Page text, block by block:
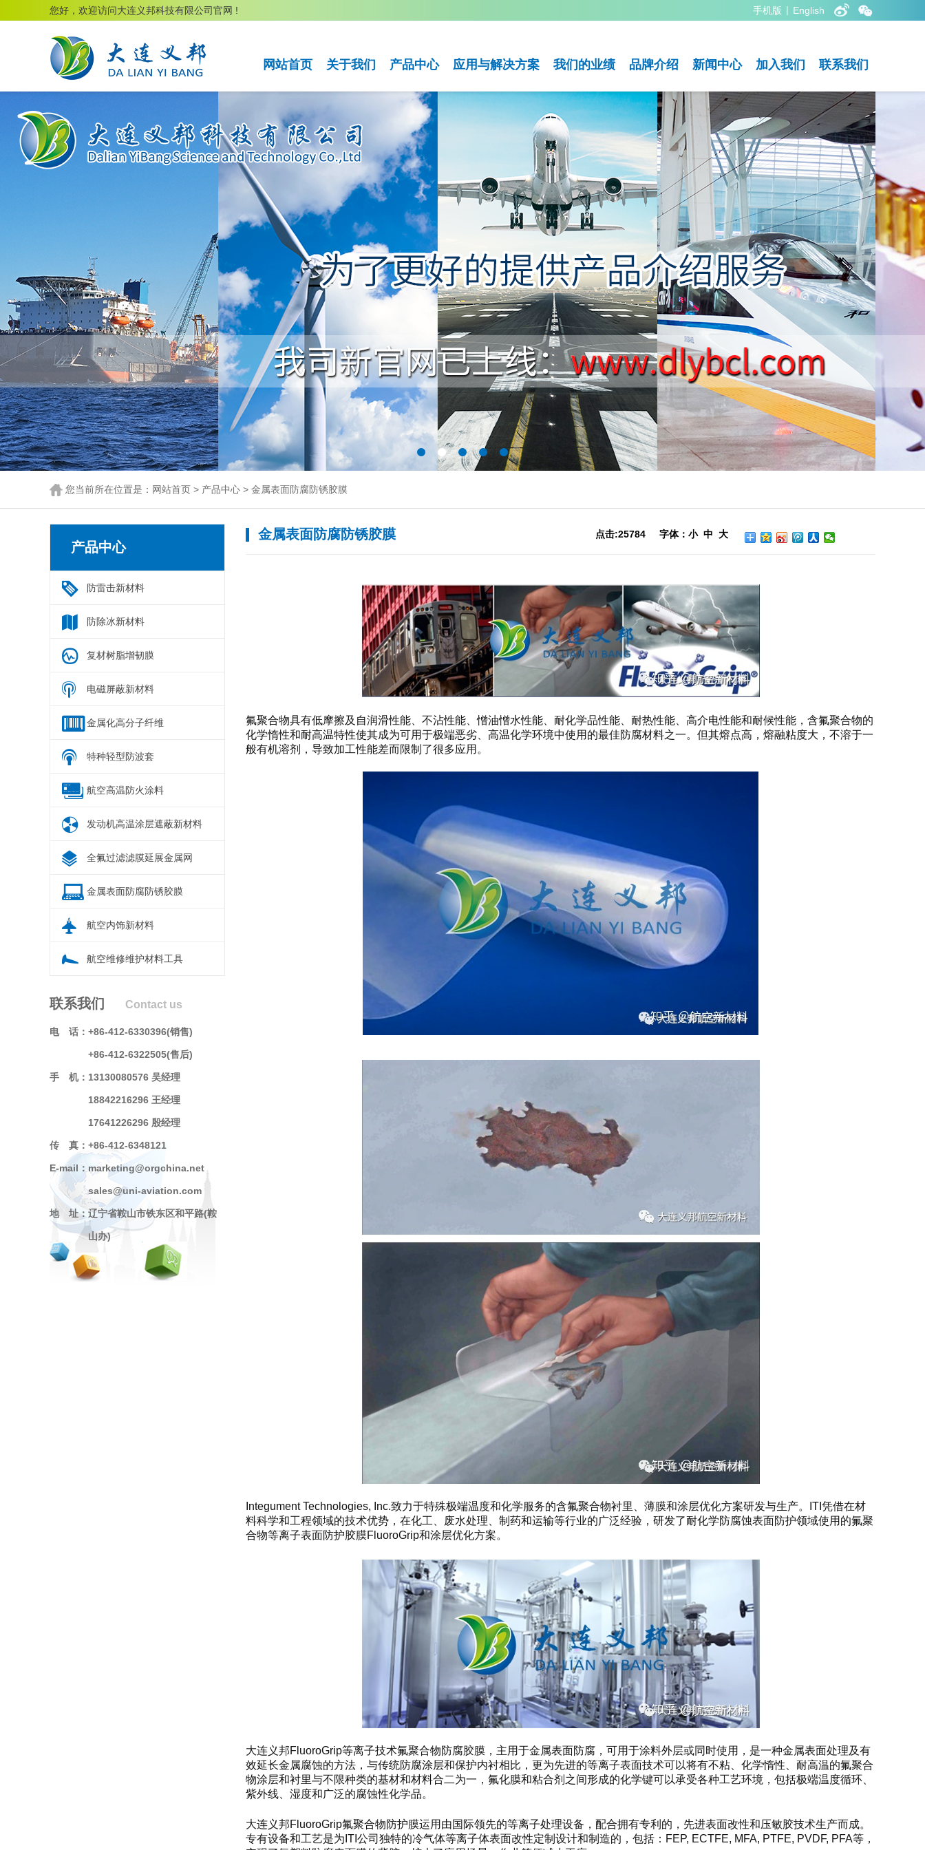
您好，欢迎访问大连义邦科技有限公司官网 ! 手机版 | English
网站首页 关于我们 产品中心 应用与解决方案 我们的业绩 品牌介绍 新闻中心 加入我们 联系我们
您当前所在位置是： 网站首页 > 产品中心 > 金属表面防腐防锈胶膜
产品中心
防雷击新材料
防除冰新材料
复材树脂增韧膜
电磁屏蔽新材料
金属化高分子纤维
特种轻型防波套
航空高温防火涂料
发动机高温涂层遮蔽新材料
全氟过滤滤膜延展金属网
金属表面防腐防锈胶膜
航空内饰新材料
航空维修维护材料工具
联系我们 Contact us
电 话： +86-412-6330396(销售)
+86-412-6322505(售后)
手 机： 13130080576 吴经理
18842216296 王经理
17641226296 殷经理
传 真： +86-412-6348121
E-mail：marketing@orgchina.net
sales@uni-aviation.com
地 址： 辽宁省鞍山市铁东区和平路(鞍
山办)
金属表面防腐防锈胶膜 点击:25784 字体： 小 中 大
​氟聚合物具有低摩擦及自润滑性能、不沾性能、憎油憎水性能、耐化学品性能、耐热性能、高介电性能和耐候性能，含氟聚合物的
化学惰性和耐高温特性使其成为可用于极端恶劣、高温化学环境中使用的最佳防腐材料之一。但其熔点高，熔融粘度大，不溶于一
般有机溶剂，导致加工性能差而限制了很多应用。
Integument Technologies, Inc.致力于特殊极端温度和化学服务的含氟聚合物衬里、薄膜和涂层优化方案研发与生产。ITI凭借在材
料科学和工程领域的技术优势，在化工、废水处理、制药和运输等行业的广泛经验，研发了耐化学防腐蚀表面防护领域使用的氟聚
合物等离子表面防护胶膜FluoroGrip和涂层优化方案。
大连义邦FluoroGrip等离子技术氟聚合物防腐胶膜，主用于金属表面防腐，可用于涂料外层或同时使用，是一种金属表面处理及有
效延长金属腐蚀的方法，与传统防腐涂层和保护内衬相比，更为先进的等离子表面技术可以将有不粘、化学惰性、耐高温的氟聚合
物涂层和衬里与不限种类的基材和材料合二为一，氟化膜和粘合剂之间形成的化学键可以承受各种工艺环境，包括极端温度循环、
紫外线、湿度和广泛的腐蚀性化学品。
大连义邦FluoroGrip氟聚合物防护膜运用由国际领先的等离子处理设备，配合拥有专利的，先进表面改性和压敏胶技术生产而成。
专有设备和工艺是为ITI公司独特的冷气体等离子体表面改性定制设计和制造的，包括：FEP, ECTFE, MFA, PTFE, PVDF, PFA等，